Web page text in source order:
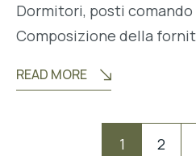
Dormitori, posti comando
Composizione della
READ MORE
Navigation
Pagination1 2